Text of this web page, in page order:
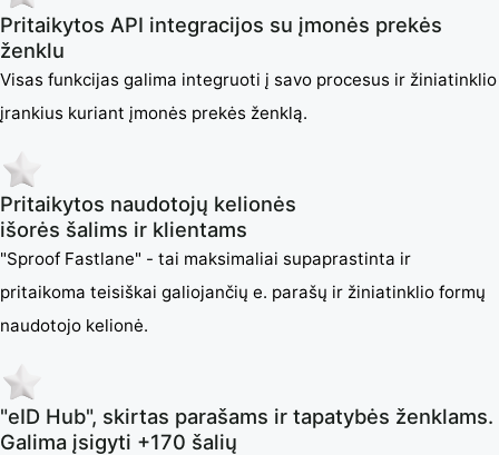
Pritaikytos API integracijos su įmonės prekės
ženklu
Visas funkcijas galima integruoti į savo procesus ir žiniatinklio
įrankius kuriant įmonės prekės ženklą.
Pritaikytos naudotojų kelionės
išorės šalims ir klientams
"Sproof Fastlane" - tai maksimaliai supaprastinta ir
pritaikoma teisiškai galiojančių e. parašų ir žiniatinklio formų
naudotojo kelionė.
"eID Hub", skirtas parašams ir tapatybės ženklams.
Galima įsigyti +170 šalių